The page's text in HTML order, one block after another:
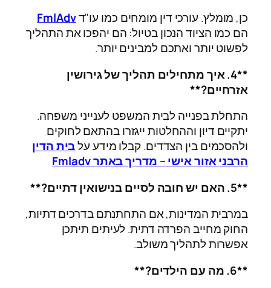
כן, מומלץ. עורכי דין מומחים כמו עו"דFmlAdv
הם כמו הציוד הנכון בטיול: הם יהפכו את התהליך
לפשוט יותר ואתכם למבינים יותר.
**4. איך מתחילים תהליך של גירושין
אזרחיים?**
התחלת בפנייה לבית המשפט לענייני משפחה.
יתקיים דיון וההחלטות ייגזרו בהתאם לחוקים
ולהסכמים בין הצדדים. קבלו מידע עלבית הדין
הרבני אזור אישי – מדריך באתר Fmladv
**5. האם יש חובה לסיים בנישואין דתיים?**
במרבית המדינות, אם התחתנתם בדרכים דתיות,
החוק מחייב הפרדה דתית. לעיתים תיתכן
אפשרות לתהליך משולב.
**6. מה עם הילדים?**